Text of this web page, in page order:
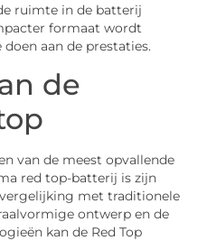
ruimte in de batterij
formaat wordt
aan de prestaties.
de
van de meest opvallende
red top-batterij is zijn
met traditionele
ontwerp en de
kan de Red Top